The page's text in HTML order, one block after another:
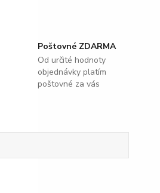
Poštovné ZDARMA
Od určité hodnoty
objednávky platím
poštovné za vás